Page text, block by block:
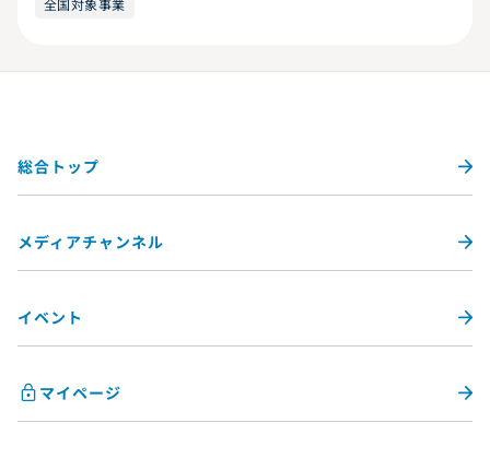
全国対象事業
総合トップ
メディアチャンネル
イベント
マイページ